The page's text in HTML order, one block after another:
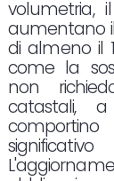
volumetria,
aumentano
di almeno il
come la
non
catastali,